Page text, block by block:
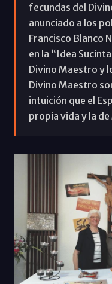
fecundas del
anunciado a los
Francisco Blanco
en la “Idea
Divino Maestro y
Divino Maestro
intuición que el
propia vida y la